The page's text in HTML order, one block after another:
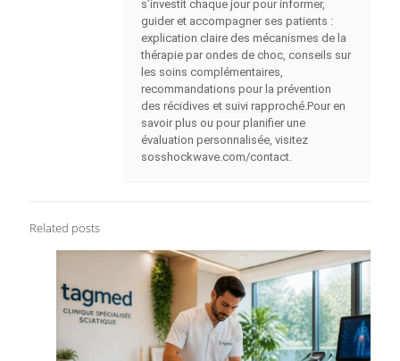
s’investit chaque jour pour informer,
guider et accompagner ses patients :
explication claire des mécanismes de la
thérapie par ondes de choc, conseils sur
les soins complémentaires,
recommandations pour la prévention
des récidives et suivi rapproché.Pour en
savoir plus ou pour planifier une
évaluation personnalisée, visitez
sosshockwave.com/contact.
Related posts